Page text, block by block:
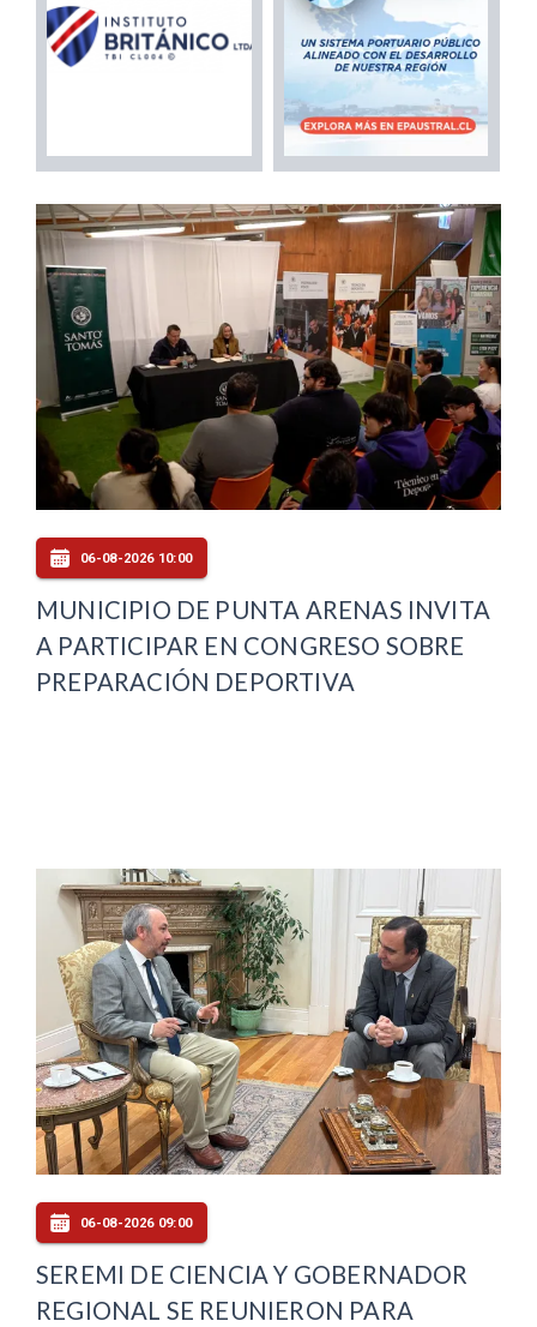
06-08-2026 10:00
MUNICIPIO DE PUNTA ARENAS INVITA
A PARTICIPAR EN CONGRESO SOBRE
PREPARACIÓN DEPORTIVA
06-08-2026 09:00
SEREMI DE CIENCIA Y GOBERNADOR
REGIONAL SE REUNIERON PARA